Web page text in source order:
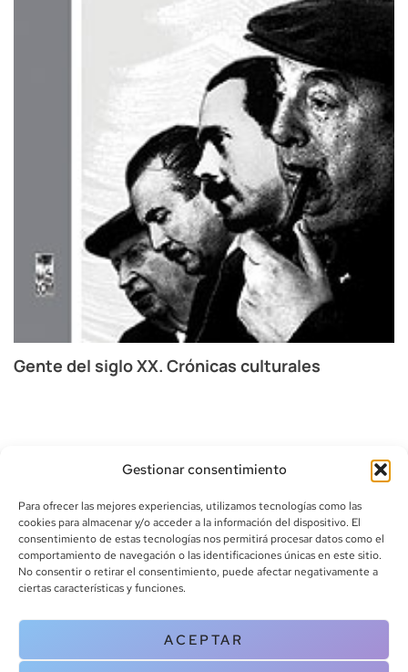
Gestionar consentimiento
Para ofrecer las mejores experiencias, utilizamos tecnologías como las
cookies para almacenar y/o acceder a la información del dispositivo. El
consentimiento de estas tecnologías nos permitirá procesar datos como el
comportamiento de navegación o las identificaciones únicas en este sitio.
No consentir o retirar el consentimiento, puede afectar negativamente a
ciertas características y funciones.
ACEPTAR
Gente del siglo XX. Crónicas culturales
info@canoalibros.com
pedidos@canoalibros.com
CONTACTO